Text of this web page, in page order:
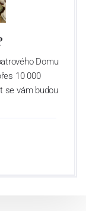
Domu
10 000
se vám budou